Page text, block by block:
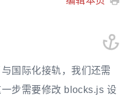
国际化接轨，我们还需
步需要修改 blocks.js 设